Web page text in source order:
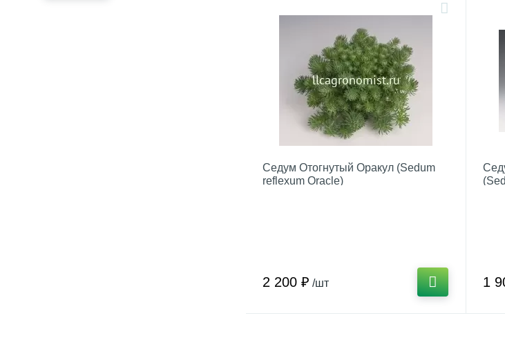
Седум Отогнутый Оракул (Sedum
reflexum Oracle)
2 200 ₽ /шт 1